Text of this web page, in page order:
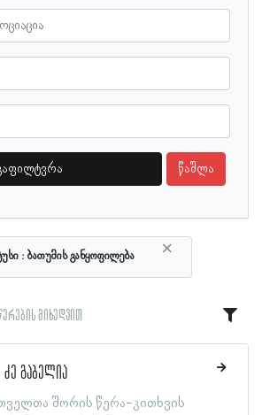
წაშლა
×
ბათუმის განყოფილება
მიხედვით
გაბელია
შორის წერა-კითხვის